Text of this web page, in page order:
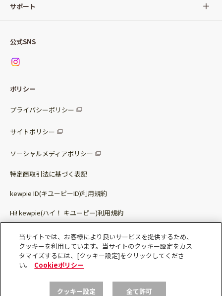
ダセット(2～3人前) Qummy
完売しました
サラダ
パッケージサラダ
惣菜サラダ
調味料
ベビー・幼児食
その他（カレーなど）
Qummy(キユーミー)について
サポート
お問い合わせ
公式SNS
ポリシー
プライバシーポリシー
サイトポリシー
ソーシャルメディアポリシー
特定商取引法に基づく表記
kewpie ID(キユーピーID)利用規約
Hi! kewpie(ハイ！ キユーピー)利用規約
Qummy(キユーミー)利用規約​
当サイトでは、お客様により良いサービスを提供するため、
クッキーを利用しています。当サイトのクッキー設定をカス
タマイズするには、[クッキー設定]をクリックしてくださ
い。
Cookieポリシー
クッキー設定 全て許可